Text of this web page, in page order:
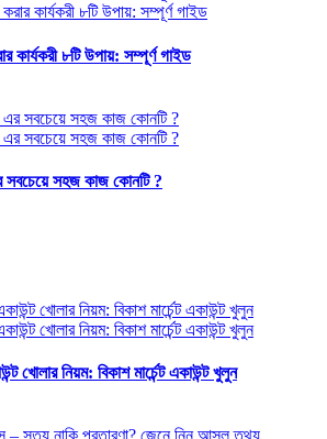
কার্যকরী ৮টি উপায়: সম্পূর্ণ গাইড
সবচেয়ে সহজ কাজ কোনটি ?
খোলার নিয়ম: বিকাশ মার্চেন্ট একাউন্ট খুলুন